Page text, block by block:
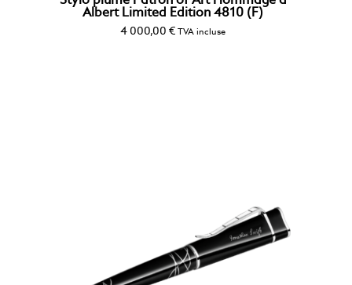
Albert Limited Edition 4810 (F)
4 000,00 € TVA incluse